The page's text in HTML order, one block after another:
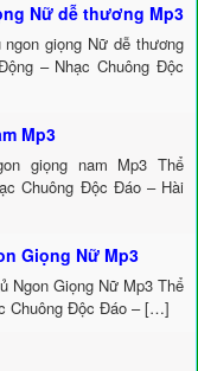
Nữ dễ thương Mp3
giọng Nữ dễ thương
– Nhạc Chuông Độc
Mp3
giọng nam Mp3 Thể
Chuông Độc Đáo – Hài
Giọng Nữ Mp3
Ngon Giọng Nữ Mp3 Thể
Chuông Độc Đáo – […]